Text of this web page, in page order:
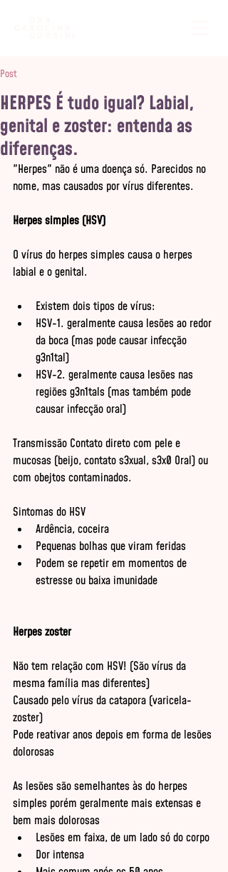
Post
HERPES É tudo igual? Labial,
genital e zoster: entenda as
diferenças.
"Herpes" não é uma doença só. Parecidos no
nome, mas causados por vírus diferentes.
Herpes simples (HSV)
O vírus do herpes simples causa o herpes
labial e o genital.
Existem dois tipos de vírus:
HSV-1. geralmente causa lesões ao redor
da boca (mas pode causar infecção
g3n1tal)
HSV-2. geralmente causa lesões nas
regiões g3n1tals (mas também pode
causar infecção oral)
Transmissão Contato direto com pele e
mucosas (beijo, contato s3xual, s3x0 Oral) ou
com obejtos contaminados.
Sintomas do HSV
Ardência, coceira
Pequenas bolhas que viram feridas
Podem se repetir em momentos de
estresse ou baixa imunidade
Herpes zoster
Não tem relação com HSV! (São vírus da
mesma família mas diferentes)
Causado pelo vírus da catapora (varicela-
zoster)
Pode reativar anos depois em forma de lesões
dolorosas
As lesões são semelhantes às do herpes
simples porém geralmente mais extensas e
bem mais dolorosas
Lesões em faixa, de um lado só do corpo
Dor intensa